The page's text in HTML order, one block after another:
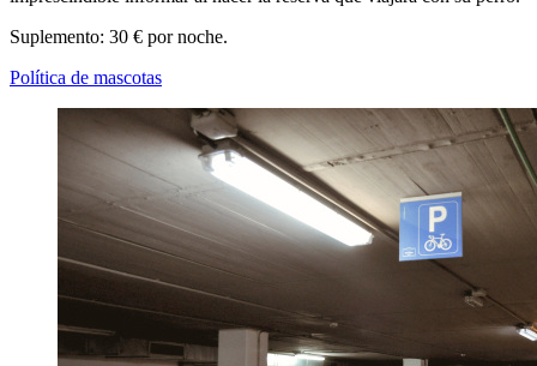
Suplemento: 30 € por noche.
Política de mascotas